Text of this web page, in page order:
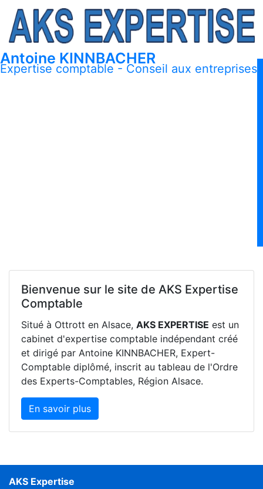
Antoine KINNBACHER
Expertise comptable - Conseil aux entreprises
Bienvenue sur le site de AKS Expertise
Comptable
Situé à Ottrott en Alsace, AKS EXPERTISE est un
cabinet d'expertise comptable indépendant créé
et dirigé par Antoine KINNBACHER, Expert-
Comptable diplômé, inscrit au tableau de l'Ordre
des Experts-Comptables, Région Alsace.
En savoir plus
AKS Expertise